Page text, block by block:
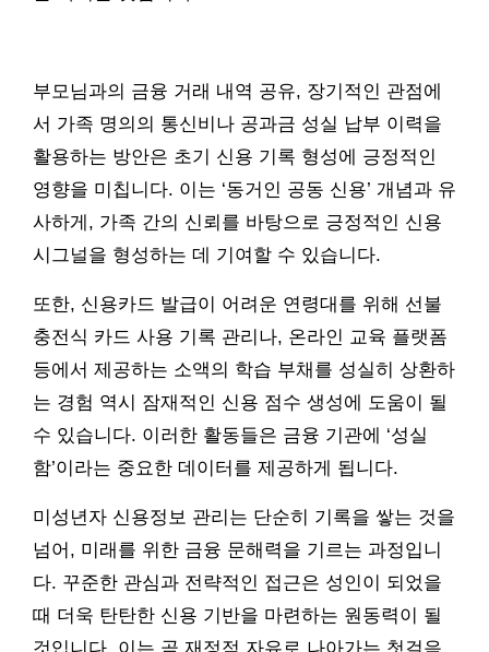
부모님과의 금융 거래 내역 공유, 장기적인 관점에
서 가족 명의의 통신비나 공과금 성실 납부 이력을
활용하는 방안은 초기 신용 기록 형성에 긍정적인
영향을 미칩니다. 이는 ‘동거인 공동 신용’ 개념과 유
사하게, 가족 간의 신뢰를 바탕으로 긍정적인 신용
시그널을 형성하는 데 기여할 수 있습니다.
또한, 신용카드 발급이 어려운 연령대를 위해 선불
충전식 카드 사용 기록 관리나, 온라인 교육 플랫폼
등에서 제공하는 소액의 학습 부채를 성실히 상환하
는 경험 역시 잠재적인 신용 점수 생성에 도움이 될
수 있습니다. 이러한 활동들은 금융 기관에 ‘성실
함’이라는 중요한 데이터를 제공하게 됩니다.
미성년자 신용정보 관리는 단순히 기록을 쌓는 것을
넘어, 미래를 위한 금융 문해력을 기르는 과정입니
다. 꾸준한 관심과 전략적인 접근은 성인이 되었을
때 더욱 탄탄한 신용 기반을 마련하는 원동력이 될